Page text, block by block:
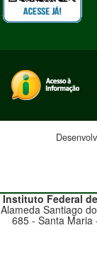
Instituto Federal
Alameda Santiago
685 - Santa Maria